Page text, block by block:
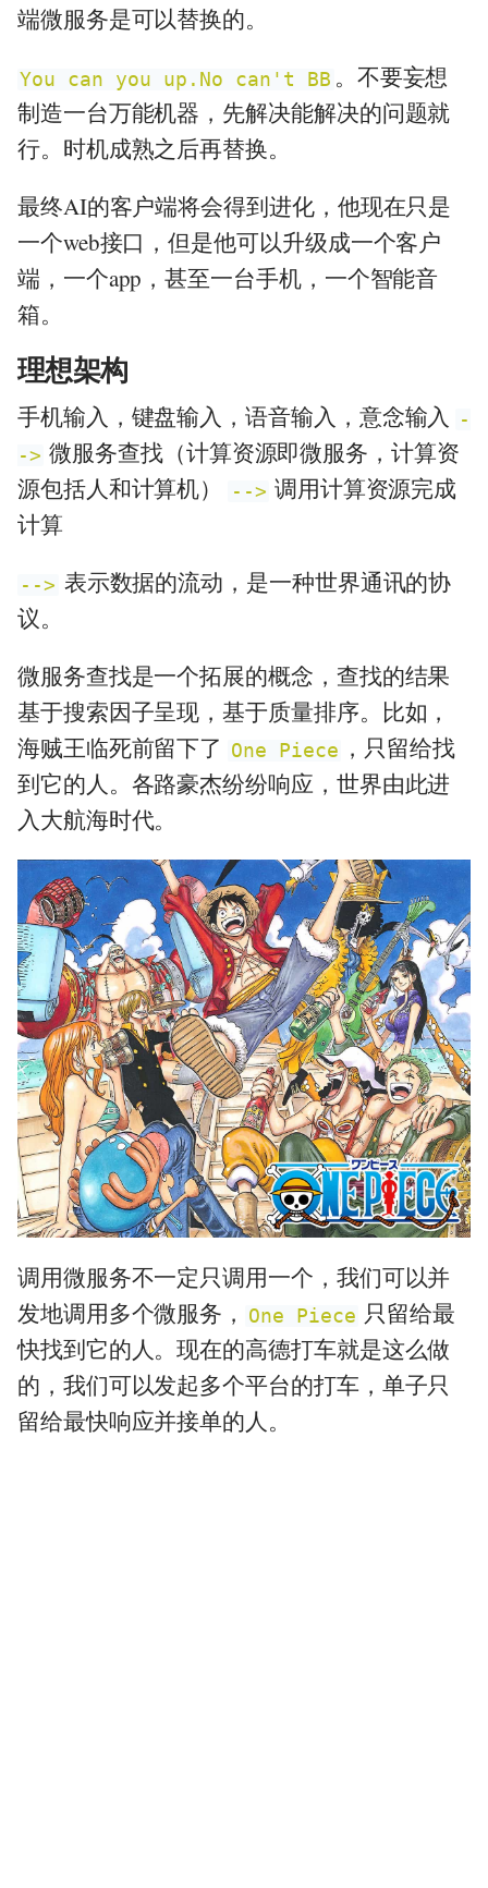
端微服务是可以替换的。
You can you up.No can't BB 。不要妄想
制造一台万能机器，先解决能解决的问题就
行。时机成熟之后再替换。
最终AI的客户端将会得到进化，他现在只是
一个web接口，但是他可以升级成一个客户
端，一个app，甚至一台手机，一个智能音
箱。
理想架构
手机输入，键盘输入，语音输入，意念输入
-
-> 微服务查找（计算资源即微服务，计算资
源包括人和计算机）
--> 调用计算资源完成
计算
--> 表示数据的流动，是一种世界通讯的协
议。
微服务查找是一个拓展的概念，查找的结果
基于搜索因子呈现，基于质量排序。比如，
海贼王临死前留下了 One Piece ，只留给找
到它的人。各路豪杰纷纷响应，世界由此进
入大航海时代。
调用微服务不一定只调用一个，我们可以并
发地调用多个微服务，
One Piece 只留给最
快找到它的人。现在的高德打车就是这么做
的，我们可以发起多个平台的打车，单子只
留给最快响应并接单的人。